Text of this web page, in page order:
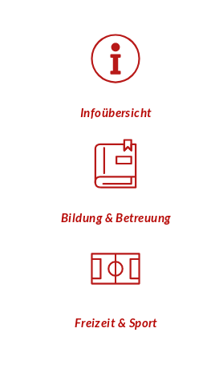
Infoübersicht
Bildung & Betreuung
Freizeit & Sport